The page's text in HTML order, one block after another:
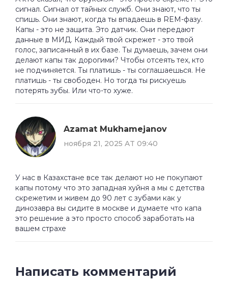
сигнал. Сигнал от тайных служб. Они знают, что ты
спишь. Они знают, когда ты впадаешь в REM-фазу.
Капы - это не защита. Это датчик. Они передают
данные в МИД. Каждый твой скрежет - это твой
голос, записанный в их базе. Ты думаешь, зачем они
делают капы так дорогими? Чтобы отсеять тех, кто
не подчиняется. Ты платишь - ты соглашаешься. Не
платишь - ты свободен. Но тогда ты рискуешь
потерять зубы. Или что-то хуже.
Azamat Mukhamejanov
ноября 21, 2025 AT 09:40
У нас в Казахстане все так делают но не покупают
капы потому что это западная хуйня а мы с детства
скрежетим и живем до 90 лет с зубами как у
динозавра вы сидите в москве и думаете что капа
это решение а это просто способ заработать на
вашем страхе
Написать комментарий